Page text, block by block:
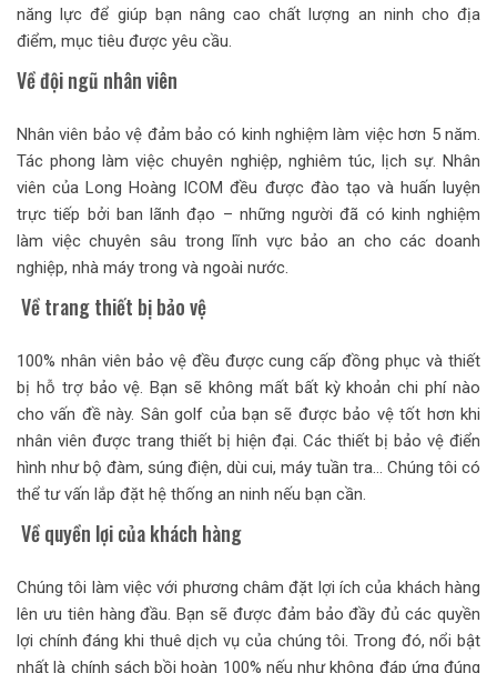
năng lực để giúp bạn nâng cao chất lượng an ninh cho địa
điểm, mục tiêu được yêu cầu.
Về đội ngũ nhân viên
Nhân viên bảo vệ đảm bảo có kinh nghiệm làm việc hơn 5 năm.
Tác phong làm việc chuyên nghiệp, nghiêm túc, lịch sự. Nhân
viên của Long Hoàng ICOM đều được đào tạo và huấn luyện
trực tiếp bởi ban lãnh đạo – những người đã có kinh nghiệm
làm việc chuyên sâu trong lĩnh vực bảo an cho các doanh
nghiệp, nhà máy trong và ngoài nước.
Về trang thiết bị bảo vệ
100% nhân viên bảo vệ đều được cung cấp đồng phục và thiết
bị hỗ trợ bảo vệ. Bạn sẽ không mất bất kỳ khoản chi phí nào
cho vấn đề này. Sân golf của bạn sẽ được bảo vệ tốt hơn khi
nhân viên được trang thiết bị hiện đại. Các thiết bị bảo vệ điển
hình như bộ đàm, súng điện, dùi cui, máy tuần tra… Chúng tôi có
thể tư vấn lắp đặt hệ thống an ninh nếu bạn cần.
Về quyền lợi của khách hàng
Chúng tôi làm việc với phương châm đặt lợi ích của khách hàng
lên ưu tiên hàng đầu. Bạn sẽ được đảm bảo đầy đủ các quyền
lợi chính đáng khi thuê dịch vụ của chúng tôi. Trong đó, nổi bật
nhất là chính sách bồi hoàn 100% nếu như không đáp ứng đúng